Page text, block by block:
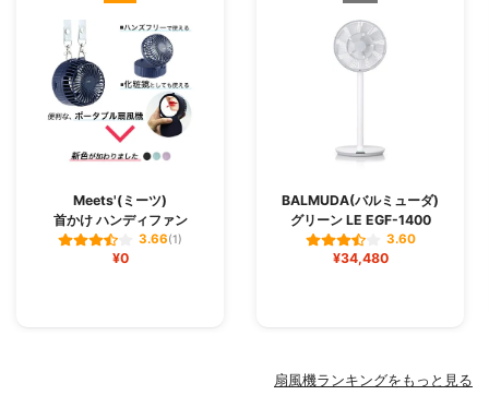
Meets'(ミーツ)
首かけ ハンディファン
3.66(1)
¥0
BALMUDA(バルミューダ)
グリーン LE EGF-1400
3.60
¥34,480
扇風機ランキングをもっと見る